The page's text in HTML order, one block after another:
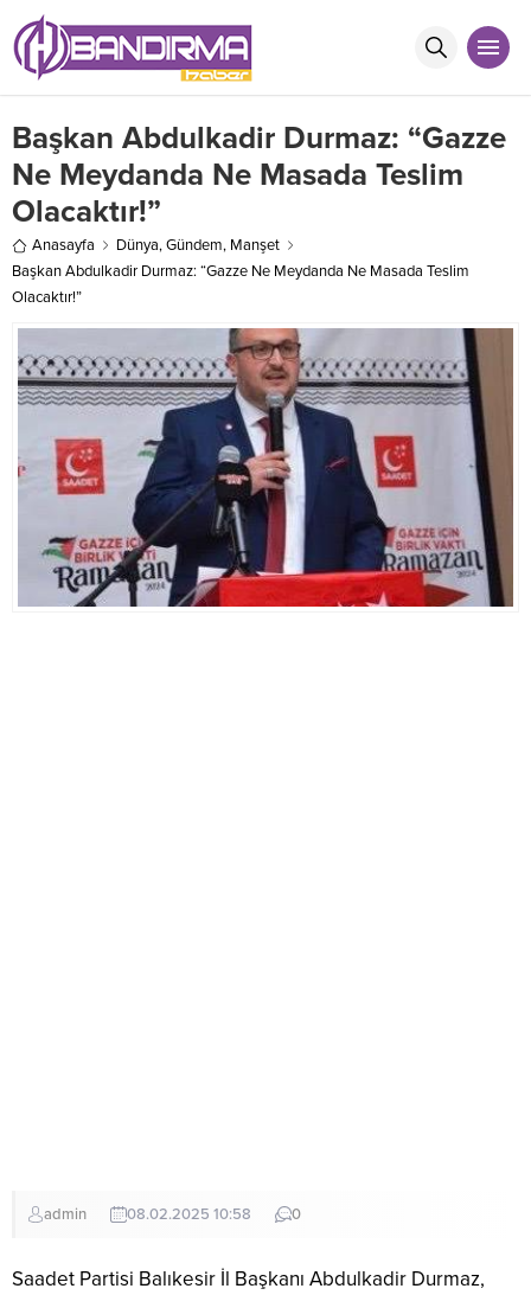
Başkan Abdulkadir Durmaz: “Gazze
Ne Meydanda Ne Masada Teslim
Olacaktır!”
Anasayfa Dünya,Gündem, Manşet
Başkan Abdulkadir Durmaz: “Gazze Ne Meydanda Ne Masada Teslim
Olacaktır!”
admin 08.02.2025 10:58 0
Saadet Partisi Balıkesir İl Başkanı Abdulkadir Durmaz,